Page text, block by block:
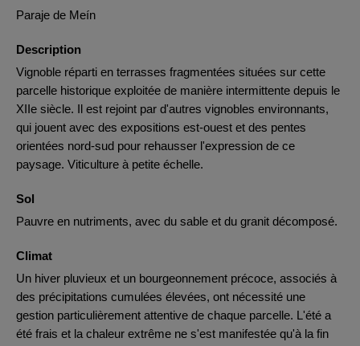
Paraje de Meín
Description
Vignoble réparti en terrasses fragmentées situées sur cette
parcelle historique exploitée de manière intermittente depuis le
XIIe siècle. Il est rejoint par d'autres vignobles environnants,
qui jouent avec des expositions est-ouest et des pentes
orientées nord-sud pour rehausser l'expression de ce
paysage. Viticulture à petite échelle.
Sol
Pauvre en nutriments, avec du sable et du granit décomposé.
Climat
Un hiver pluvieux et un bourgeonnement précoce, associés à
des précipitations cumulées élevées, ont nécessité une
gestion particulièrement attentive de chaque parcelle. L'été a
été frais et la chaleur extrême ne s'est manifestée qu'à la fin